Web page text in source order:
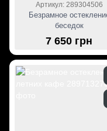
Артикул: 289304506
Безрамное
беседок
7 650 грн